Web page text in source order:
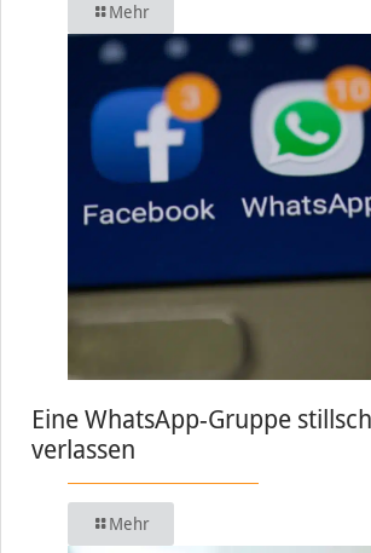
Mehr
Eine WhatsApp-Gruppe
verlassen
Mehr